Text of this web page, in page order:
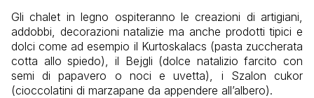
Gli chalet in legno ospiteranno le creazioni di artigiani,
addobbi, decorazioni natalizie ma anche prodotti tipici e
dolci come ad esempio il Kurtoskalacs (pasta zuccherata
cotta allo spiedo), il Bejgli (dolce natalizio farcito con
semi di papavero o noci e uvetta), i Szalon cukor
(cioccolatini di marzapane da appendere all’albero).